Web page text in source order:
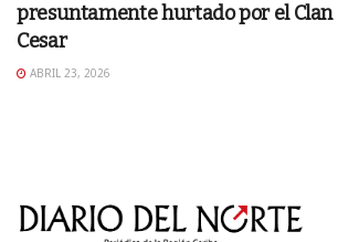
presuntamente hurtado por el Clan
Cesar
ABRIL 23, 2026